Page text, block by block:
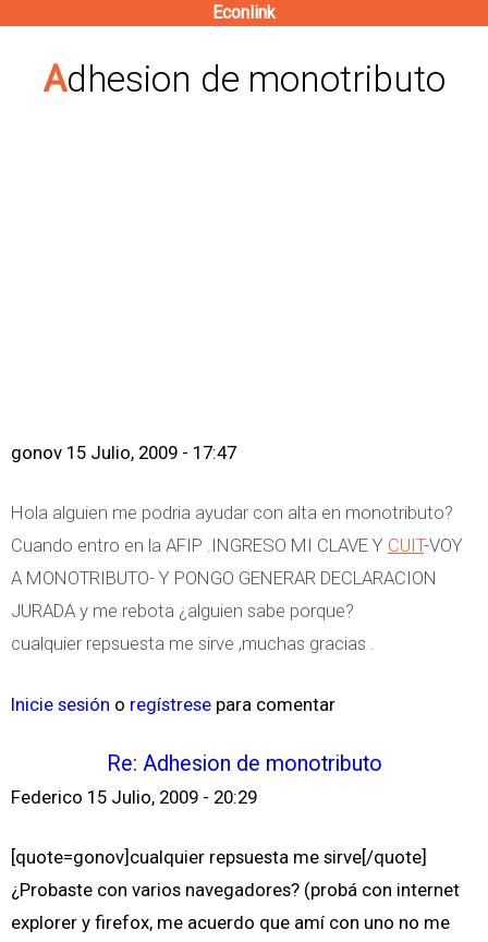
contenido
Econlink
Adhesion de monotributo
gonov 15 Julio, 2009 - 17:47
Hola alguien me podria ayudar con alta en monotributo?
Cuando entro en la AFIP .INGRESO MI CLAVE Y CUIT-VOY
A MONOTRIBUTO- Y PONGO GENERAR DECLARACION
JURADA y me rebota ¿alguien sabe porque?
cualquier repsuesta me sirve ,muchas gracias .
Inicie sesión o regístrese para comentar
Re: Adhesion de monotributo
Federico 15 Julio, 2009 - 20:29
[quote=gonov]cualquier repsuesta me sirve[/quote]
¿Probaste con varios navegadores? (probá con internet
explorer y firefox, me acuerdo que amí con uno no me